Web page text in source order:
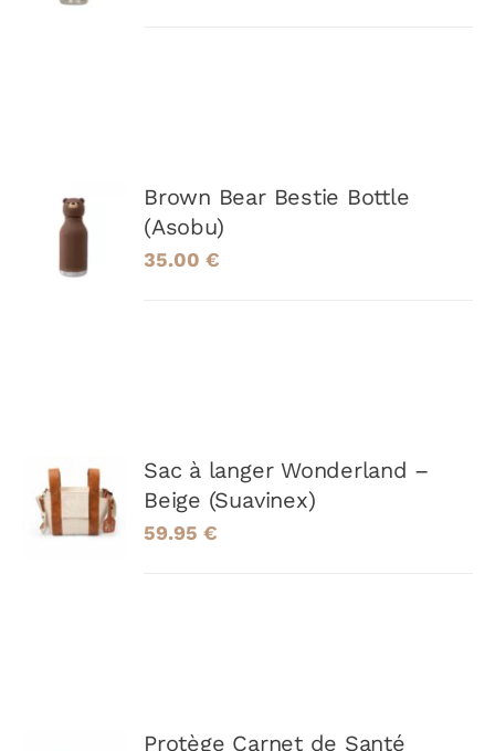
AU
Brown Bear Bestie Bottle
(Asobu)
35.00€
AJOUTER
AU
PANIER
/
Sac à langer Wonderland –
Beige (Suavinex)
59.95€
Protège Carnet de Santé